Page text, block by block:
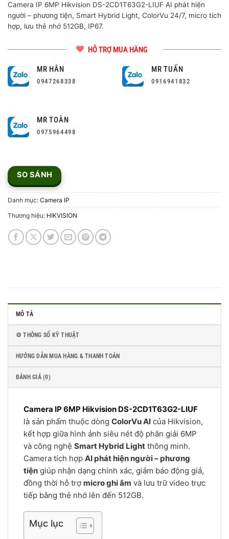
Camera IP 6MP Hikvision DS-2CD1T63G2-LIUF AI phát hiện
người – phương tiện, Smart Hybrid Light, ColorVu 24/7, micro tích
hợp, lưu thẻ nhớ 512GB, IP67.
HỖ TRỢ MUA HÀNG
MR HÂN
0947268338
MR TUẤN
0916941832
MR TOÀN
0975964498
SO SÁNH
Danh mục: Camera IP
Thương hiệu: HIKVISION
MÔ TẢ
⚙️ THÔNG SỐ KỸ THUẬT
HƯỚNG DẪN MUA HÀNG & THANH TOÁN
ĐÁNH GIÁ (0)
Camera IP 6MP Hikvision DS-2CD1T63G2-LIUF
là sản phẩm thuộc dòng ColorVu AI của Hikvision,
kết hợp giữa hình ảnh siêu nét độ phân giải 6MP
và công nghệ Smart Hybrid Light thông minh.
Camera tích hợp AI phát hiện người – phương
tiện giúp nhận dạng chính xác, giảm báo động giả,
đồng thời hỗ trợ micro ghi âm và lưu trữ video trực
tiếp bằng thẻ nhớ lên đến 512GB.
Mục lục